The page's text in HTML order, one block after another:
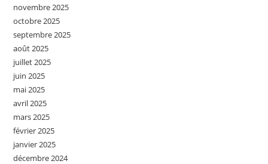
novembre 2025
octobre 2025
septembre 2025
août 2025
juillet 2025
juin 2025
mai 2025
avril 2025
mars 2025
février 2025
janvier 2025
décembre 2024